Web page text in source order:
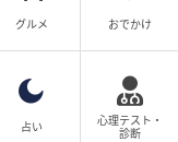
グルメ おでかけ
占い
心理テスト・
診断